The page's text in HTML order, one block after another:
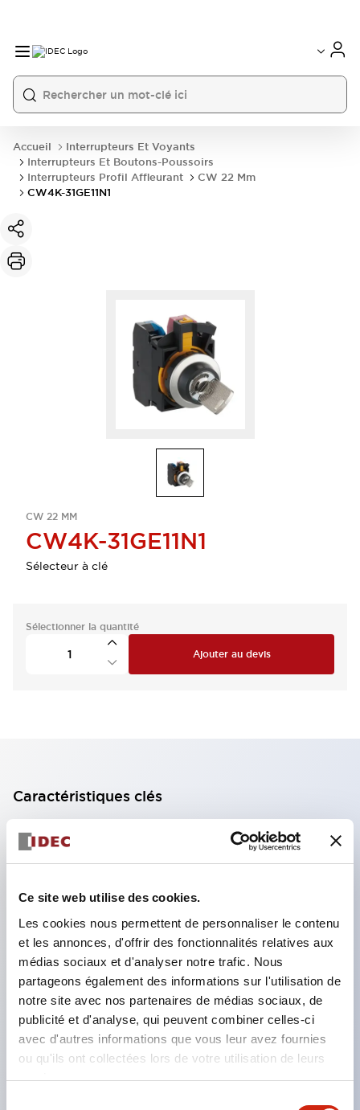
Ce site web utilise des cookies.
Les cookies nous permettent de personnaliser le contenu
et les annonces, d'offrir des fonctionnalités relatives aux
médias sociaux et d'analyser notre trafic. Nous
partageons également des informations sur l'utilisation de
notre site avec nos partenaires de médias sociaux, de
publicité et d'analyse, qui peuvent combiner celles-ci
avec d'autres informations que vous leur avez fournies
ou qu'ils ont collectées lors de votre utilisation de leurs
services.
Accueil
Interrupteurs Et Voyants
Interrupteurs Et Boutons-Poussoirs
Interrupteurs Profil Affleurant
CW 22 Mm
CW4K-31GE11N1
CW 22 MM
CW4K-31GE11N1
Sélecteur à clé
Sélectionner la quantité
Ajouter au devis
Caractéristiques clés
Bloc de contact à 2 étages avec 2 contacts,
permettant une configuration à 4 contacts
contact à 11 étages), 59,9 mm (*bloc de contact à
22 étages). Conception peu encombrante
possible.
Structure de sécurité de 3e génération :
déclenchement à 2 actions, garde intégrée,
structure de protection des doigts IP20.